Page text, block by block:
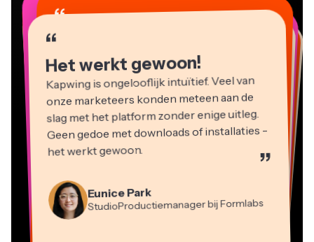
“
Het werkt gewoon!
Kapwing is ongelooflijk intuïtief. Veel van
onze marketeers konden meteen aan de
slag met het platform zonder enige uitleg.
Geen gedoe met downloads of installaties -
het werkt gewoon. ”
StudioProductiemanager bij Formlabs
Grant Taleck
Panos Papagapiou
Managing Partner bij EPATHLON
“
Kerry-lee Farla
“
Gracie Peng
“
Heidi Rae
“
Natasha Ball
Adviseur
“
Mitch Rawlings
“
Dina Segovia
Virtuele Freelance Werker